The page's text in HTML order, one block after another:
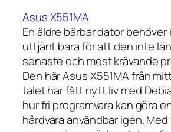
Asus X551MA
En äldre bärbar dator behöver
uttjänt bara för att den inte
senaste och mest krävande
Den här Asus X551MA från
talet har fått nytt liv med
hur fri programvara kan göra
hårdvara användbar igen.